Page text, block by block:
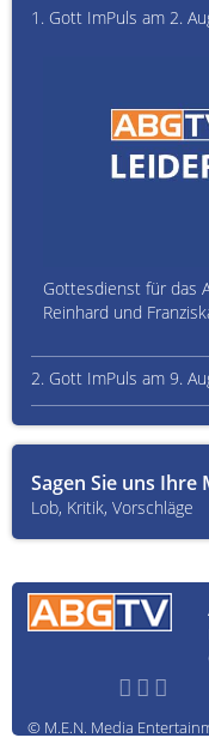
1. Gott ImPuls am 2.
Gottesdienst für das
Reinhard und
2. Gott ImPuls am 9.
Sagen Sie uns Ihre
Lob, Kritik, Vorschläge
© M.E.N. Media